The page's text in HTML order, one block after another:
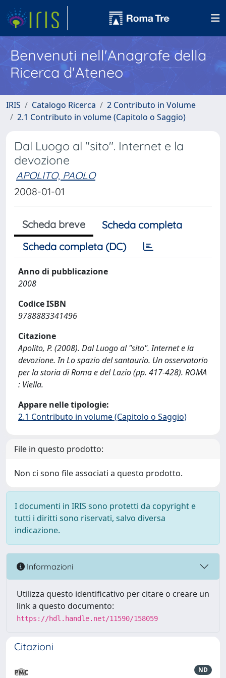
Benvenuti nell'Anagrafe della
Ricerca d'Ateneo
IRIS Catalogo Ricerca
2 Contributo in Volume
2.1 Contributo in volume (Capitolo o Saggio)
Dal Luogo al "sito". Internet e la
devozione
APOLITO, PAOLO
2008-01-01
Scheda breve
Scheda completa
Scheda completa (DC)
Anno di pubblicazione
2008
Codice ISBN
9788883341496
Citazione
Apolito, P. (2008). Dal Luogo al "sito". Internet e la
devozione. In Lo spazio del santaurio. Un osservatorio
per la storia di Roma e del Lazio (pp. 417-428). ROMA
: Viella.
Appare nelle tipologie:
2.1 Contributo in volume (Capitolo o Saggio)
File in questo prodotto:
Non ci sono file associati a questo prodotto.
I documenti in IRIS sono protetti da copyright e
tutti i diritti sono riservati, salvo diversa
indicazione.
Informazioni
Utilizza questo identificativo per citare o creare un
link a questo documento:
https://hdl.handle.net/11590/158059
Citazioni
ND